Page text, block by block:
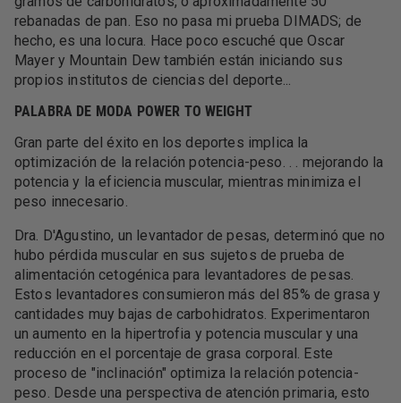
rebanadas de pan. Eso no pasa mi prueba DIMADS; de
hecho, es una locura. Hace poco escuché que Oscar
Mayer y Mountain Dew también están iniciando sus
propios institutos de ciencias del deporte...
PALABRA DE MODA POWER TO WEIGHT
Gran parte del éxito en los deportes implica la
optimización de la relación potencia-peso. . . mejorando la
potencia y la eficiencia muscular, mientras minimiza el
peso innecesario.
Dra. D'Agustino, un levantador de pesas, determinó que no
hubo pérdida muscular en sus sujetos de prueba de
alimentación cetogénica para levantadores de pesas.
Estos levantadores consumieron más del 85% de grasa y
cantidades muy bajas de carbohidratos. Experimentaron
un aumento en la hipertrofia y potencia muscular y una
reducción en el porcentaje de grasa corporal. Este
proceso de "inclinación" optimiza la relación potencia-
peso. Desde una perspectiva de atención primaria, esto